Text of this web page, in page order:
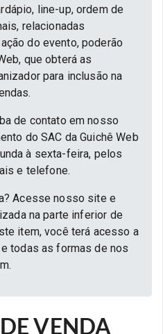
line-up, ordem de
relacionadas
do evento, poderão
que obterá as
para inclusão na
de contato em nosso
do SAC da Guichê Web
à sexta-feira, pelos
e telefone.
Acesse nosso site e
na parte inferior de
item, você terá acesso a
todas as formas de nos
VENDA